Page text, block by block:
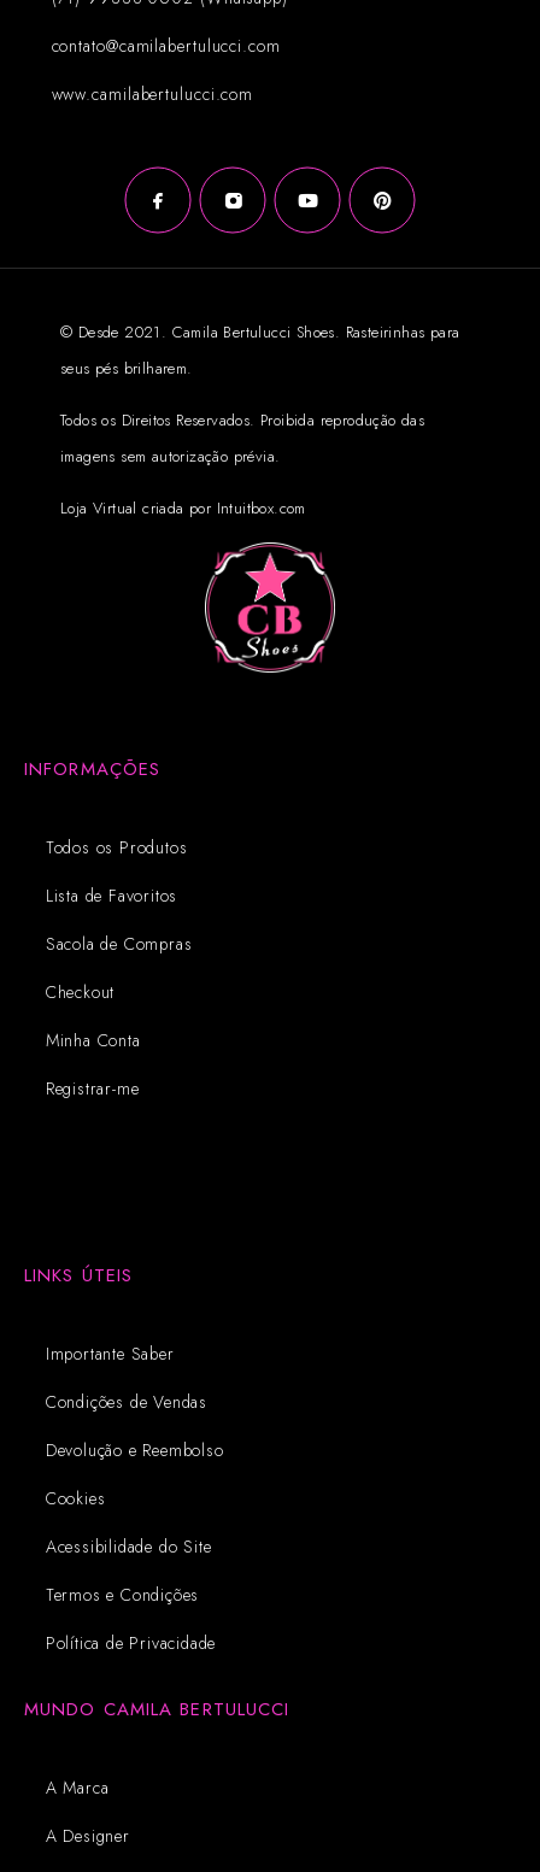
contato@camilabertulucci.com
www.camilabertulucci.com
© Desde 2021. Camila Bertulucci Shoes. Rasteirinhas para
seus pés brilharem.
Todos os Direitos Reservados. Proibida reprodução das
imagens sem autorização prévia.
Loja Virtual criada por Intuitbox.com
INFORMAÇÕES
Todos os Produtos
Lista de Favoritos
Sacola de Compras
Checkout
Minha Conta
Registrar-me
LINKS ÚTEIS
Importante Saber
Condições de Vendas
Devolução e Reembolso
Cookies
Acessibilidade do Site
Termos e Condições
Política de Privacidade
MUNDO CAMILA BERTULUCCI
A Marca
A Designer